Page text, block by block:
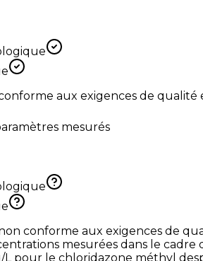
aux exigences de
mesurés
conforme aux exigences de
mesurées dans le
L pour le chloridazone méthyl